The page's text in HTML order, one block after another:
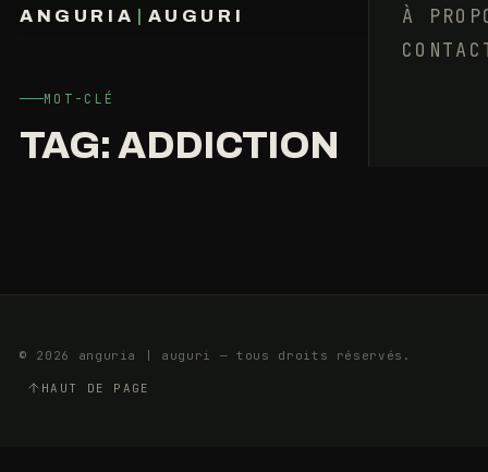
ANGURIA AUGURI
À
MOT-CLÉ
TAG:ADDICTION
JE
SALOPE
9
MAI
3
MIN
© 2026 anguria | auguri — tous droits réservés.
HAUT DE PAGE